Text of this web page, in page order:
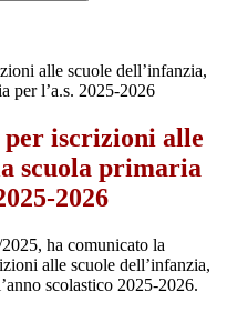
alle scuole dell’infanzia,
per l’a.s. 2025-2026
iscrizioni alle
scuola primaria
2026
ha comunicato la
alle scuole dell’infanzia,
scolastico 2025-2026.